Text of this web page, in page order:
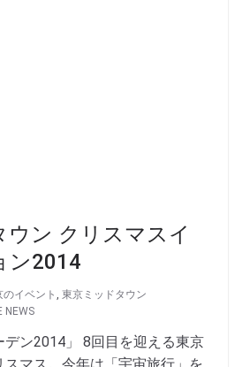
ウン クリスマスイ
ン2014
のイベント , 東京ミッドタウン
NEWS
デン2014」 8回目を迎える東京